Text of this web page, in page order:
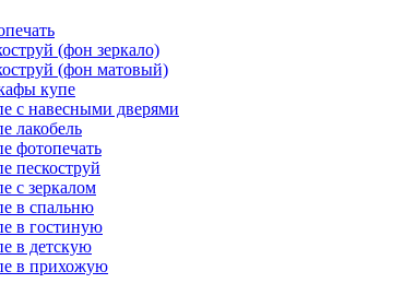
(фон зеркало)
(фон матовый)
купе
с навесными дверями
лакобель
фотопечать
пескоструй
с зеркалом
в спальню
в гостиную
в детскую
в прихожую